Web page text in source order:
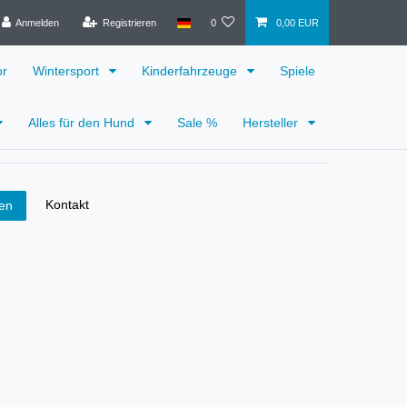
Anmelden Registrieren 0 0,00 EUR
Wintersport Kinderfahrzeuge Spiele
Alles für den Hund Sale % Hersteller
Kontakt